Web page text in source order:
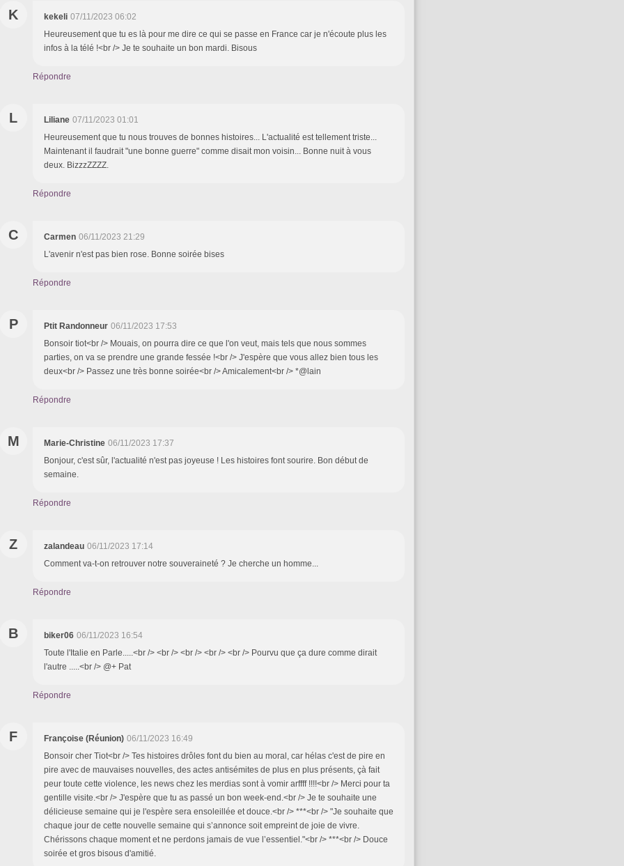
K kekeli 07/11/2023 06:02
Heureusement que tu es là pour me dire ce qui se passe en France car je n'écoute plus les
infos à la télé !<br /> Je te souhaite un bon mardi. Bisous
Répondre
L Liliane 07/11/2023 01:01
Heureusement que tu nous trouves de bonnes histoires... L'actualité est tellement triste...
Maintenant il faudrait "une bonne guerre" comme disait mon voisin... Bonne nuit à vous
deux. BizzzZZZZ.
Répondre
C Carmen 06/11/2023 21:29
L'avenir n'est pas bien rose. Bonne soirée bises
Répondre
P Ptit Randonneur 06/11/2023 17:53
Bonsoir tiot<br /> Mouais, on pourra dire ce que l'on veut, mais tels que nous sommes
parties, on va se prendre une grande fessée !<br /> J'espère que vous allez bien tous les
deux<br /> Passez une très bonne soirée<br /> Amicalement<br /> *@lain
Répondre
M Marie-Christine 06/11/2023 17:37
Bonjour, c'est sûr, l'actualité n'est pas joyeuse ! Les histoires font sourire. Bon début de
semaine.
Répondre
Z zalandeau 06/11/2023 17:14
Comment va-t-on retrouver notre souveraineté ? Je cherche un homme...
Répondre
B biker06 06/11/2023 16:54
Toute l'Italie en Parle.....<br /> <br /> <br /> <br /> <br /> Pourvu que ça dure comme dirait
l'autre .....<br /> @+ Pat
Répondre
F Françoise (Réunion) 06/11/2023 16:49
Bonsoir cher Tiot<br /> Tes histoires drôles font du bien au moral, car hélas c'est de pire en
pire avec de mauvaises nouvelles, des actes antisémites de plus en plus présents, çà fait
peur toute cette violence, les news chez les merdias sont à vomir arffff !!!!<br /> Merci pour ta
gentille visite.<br /> J'espère que tu as passé un bon week-end.<br /> Je te souhaite une
délicieuse semaine qui je l'espère sera ensoleillée et douce.<br /> ***<br /> "Je souhaite que
chaque jour de cette nouvelle semaine qui s’annonce soit empreint de joie de vivre.
Chérissons chaque moment et ne perdons jamais de vue l’essentiel."<br /> ***<br /> Douce
soirée et gros bisous d'amitié.